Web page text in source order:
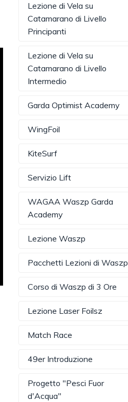
Lezione di Vela su
Catamarano di Livello
Principanti
Lezione di Vela su
Catamarano di Livello
Intermedio
Garda Optimist Academy
WingFoil
KiteSurf
Servizio Lift
WAGAA Waszp Garda
Academy
Lezione Waszp
Pacchetti Lezioni di Waszp
Corso di Waszp di 3 Ore
Lezione Laser Foilsz
Match Race
49er Introduzione
Progetto "Pesci Fuor
d'Acqua"